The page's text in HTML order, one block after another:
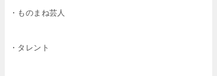
・ものまね芸人
・タレント